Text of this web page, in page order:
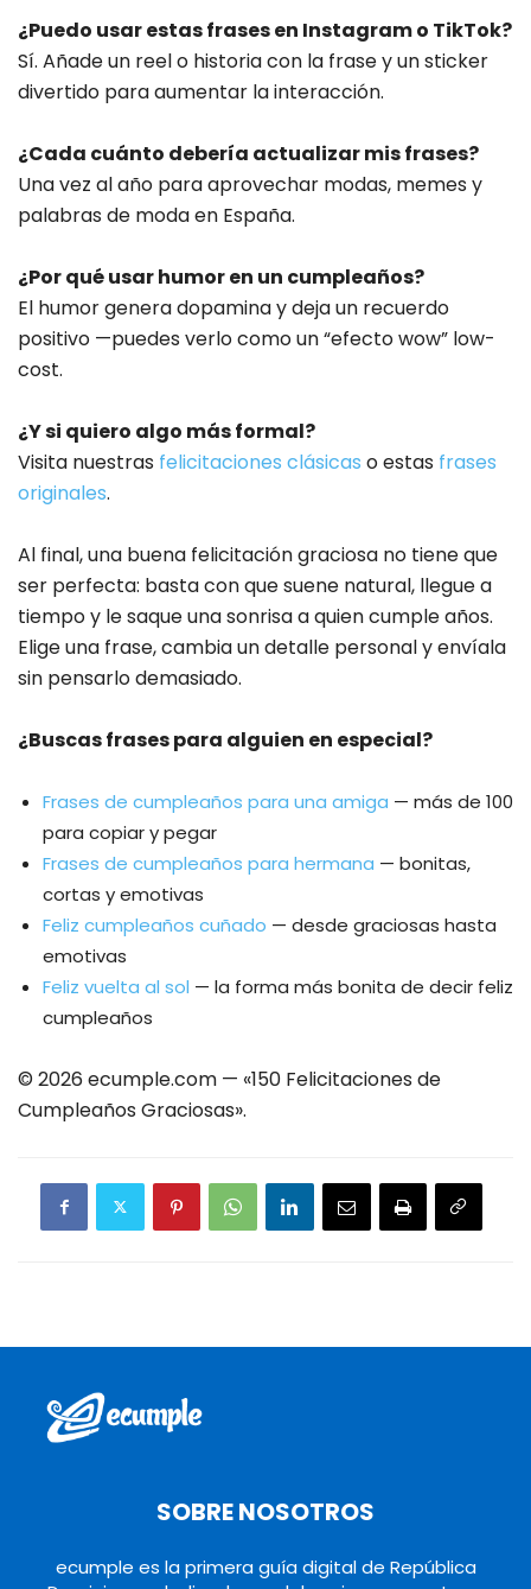
¿Puedo usar estas frases en Instagram o TikTok?
Sí. Añade un reel o historia con la frase y un sticker
divertido para aumentar la interacción.
¿Cada cuánto debería actualizar mis frases?
Una vez al año para aprovechar modas, memes y
palabras de moda en España.
¿Por qué usar humor en un cumpleaños?
El humor genera dopamina y deja un recuerdo
positivo —puedes verlo como un “efecto wow” low-
cost.
¿Y si quiero algo más formal?
Visita nuestras felicitaciones clásicas o estas frases
originales.
Al final, una buena felicitación graciosa no tiene que
ser perfecta: basta con que suene natural, llegue a
tiempo y le saque una sonrisa a quien cumple años.
Elige una frase, cambia un detalle personal y envíala
sin pensarlo demasiado.
¿Buscas frases para alguien en especial?
Frases de cumpleaños para una amiga — más de 100
para copiar y pegar
Frases de cumpleaños para hermana — bonitas,
cortas y emotivas
Feliz cumpleaños cuñado — desde graciosas hasta
emotivas
Feliz vuelta al sol — la forma más bonita de decir feliz
cumpleaños
© 2026 ecumple.com — «150 Felicitaciones de
Cumpleaños Graciosas».
SOBRE NOSOTROS
ecumple es la primera guía digital de República